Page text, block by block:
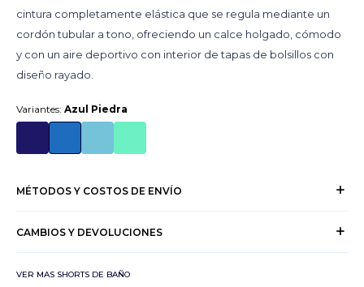
cintura completamente elástica que se regula mediante un
cordón tubular a tono, ofreciendo un calce holgado, cómodo
y con un aire deportivo con interior de tapas de bolsillos con
diseño rayado.
Variantes: Azul Piedra
MÉTODOS Y COSTOS DE ENVÍO
CAMBIOS Y DEVOLUCIONES
VER MAS SHORTS DE BAÑO